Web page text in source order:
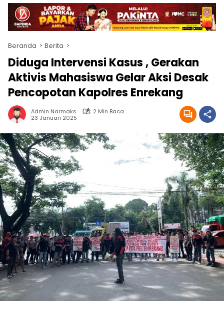
Beranda Berita
Diduga Intervensi Kasus , Gerakan
Aktivis Mahasiswa Gelar Aksi Desak
Pencopotan Kapolres Enrekang
Admin Narmaks
2 Min Baca
23 Januari 2025